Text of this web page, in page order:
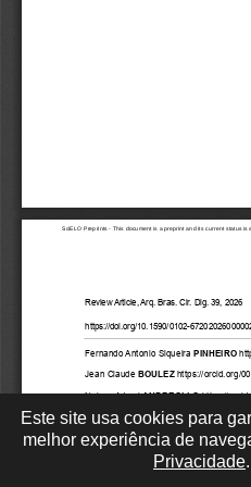
Este site usa cookies para
melhor experiência de
Privacidade.